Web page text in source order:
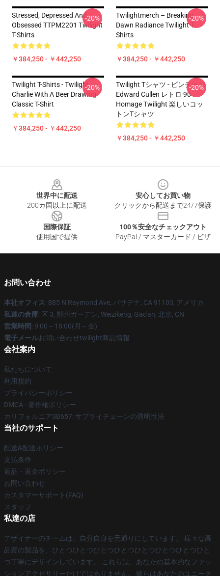
Stressed, Depressed And
Obsessed TTPM2201 Twilight
T-Shirts
￥384,250 - ￥442,250
-20%
Twilightmerch – Breaking
Dawn Radiance Twilight T-
Shirts
￥384,250 - ￥442,250
-20%
Twilight T-Shirts - Twilight
Charlie With A Beer Drawing
Classic T-Shirt
￥384,250 - ￥442,250
-20%
Twilight Tシャツ - ビンテージ
Edward Cullen レトロ 90
Homage Twilight 楽しいコッ
トンTシャツ
￥384,250 - ￥442,250
-20%
世界中に配送
200カ国以上に配送
安心してお買い物
クリックから配送まで24/7保護
国際保証
使用国で提供
100％安全なチェックアウト
PayPal / マスターカード / ビザ
お問い合わせ
本社オフィス: 885 N Raymond Ave, パサデナ, CA 91103, アメリカ
私達の倉庫: 区 3, 鄭州ガーデン, Weizikeng, Gao'an, 北京, CN
営業時間: 9:00～18:00(月～金)
電子メールお問い合わせtwilight商品情報
会社案内
私たちについて
利用規約
プライバシーポリシー
DMCA - 著作権ポリシー
カリフォルニアSB657: サプライチェーンの透明性法
当社のサポート
配送&配送ポリシー
支払条件
返品・返金ポリシー
お問い合わせ
カスタマーサポート(FAQ)
スタッフ
私達の店
デザイナーのチームは、自分自身を元通りにしています。 様々な高
品質の製品を、ひとつひとつひとつひとつひとつひとつひとつひと
つ丁寧にデザインしています。 これらは、あなたの基本的なファッ
ションアクセサリーだけではありません。 彼らはあなたのユニーク